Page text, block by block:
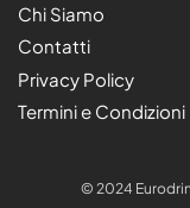
Chi Siamo
Contatti
Privacy Policy
Termini e Condizioni
© 2024